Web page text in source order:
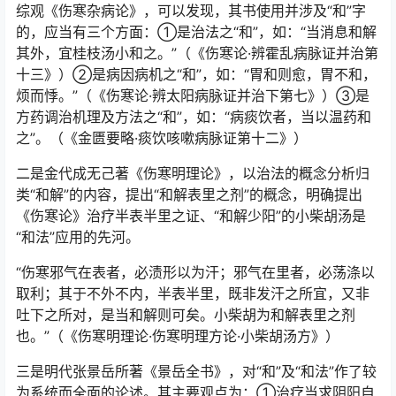
综观《伤寒杂病论》，可以发现，其书使用并涉及“和”字
的，应当有三个方面：①是治法之“和”，如：“当消息和解
其外，宜桂枝汤小和之。”（《伤寒论·辨霍乱病脉证并治第
十三》）②是病因病机之“和”，如：“胃和则愈，胃不和，
烦而悸。”（《伤寒论·辨太阳病脉证并治下第七》）③是
方药调治机理及方法之“和”，如：“病痰饮者，当以温药和
之”。（《金匮要略·痰饮咳嗽病脉证第十二》）
二是金代成无己著《伤寒明理论》，以治法的概念分析归
类“和解”的内容，提出“和解表里之剂”的概念，明确提出
《伤寒论》治疗半表半里之证、“和解少阳”的小柴胡汤是
“和法”应用的先河。
“伤寒邪气在表者，必渍形以为汗；邪气在里者，必荡涤以
取利；其于不外不内，半表半里，既非发汗之所宜，又非
吐下之所对，是当和解则可矣。小柴胡为和解表里之剂
也。”（《伤寒明理论·伤寒明理方论·小柴胡汤方》）
三是明代张景岳所著《景岳全书》，对“和”及“和法”作了较